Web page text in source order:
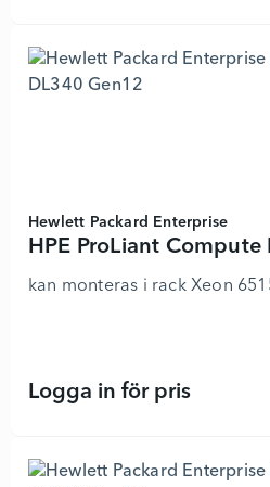
Hewlett Packard Enterprise
HPE ProLiant Compute
kan monteras i rack Xeon
Logga in för prisHPE